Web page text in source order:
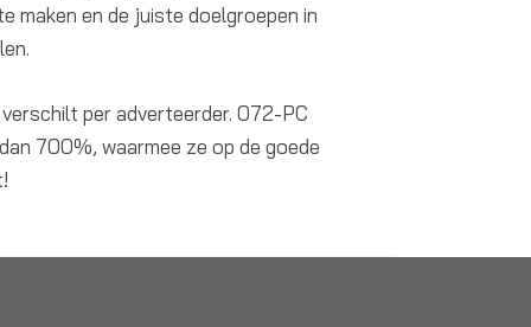
maken en de juiste doelgroepen in
per adverteerder. 072-PC
700%, waarmee ze op de goede